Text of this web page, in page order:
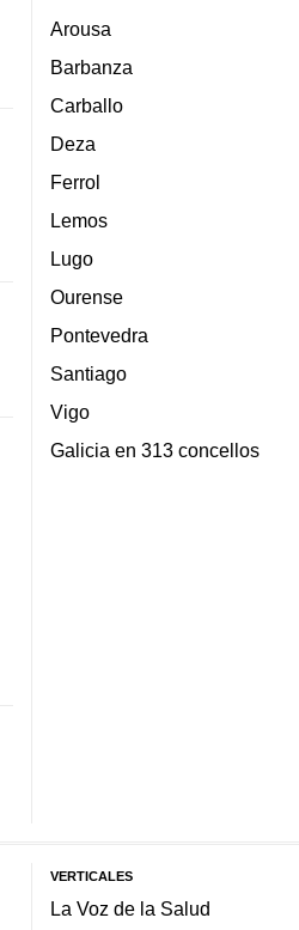
Arousa
Barbanza
Carballo
Deza
Ferrol
Lemos
Lugo
Ourense
Pontevedra
Santiago
Vigo
Galicia en 313 concellos
VERTICALES
La Voz de la Salud